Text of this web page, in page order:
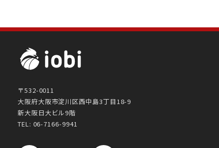
〒532-0011
大阪府大阪市淀川区西中島3丁目18-9
新大阪日大ビル9階
TEL: 06-7166-9941